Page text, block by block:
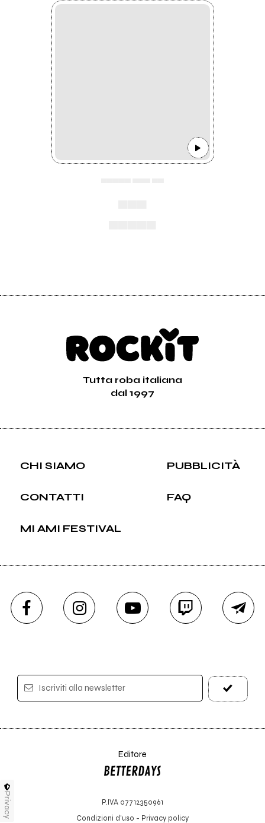
Tutta roba italiana
dal 1997
CHI SIAMO PUBBLICITÀ
CONTATTI FAQ
MI AMI FESTIVAL
Iscriviti alla newsletter
Editore
P.IVA 07712350961
Condizioni d'uso - Privacy policy
Privacy